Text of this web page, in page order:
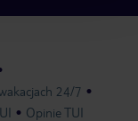
24/7
Opinie TUI